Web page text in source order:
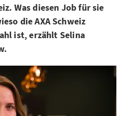
Was diesen Job für sie
die AXA Schweiz
ist, erzählt Selina